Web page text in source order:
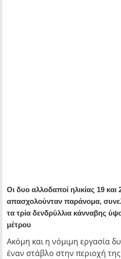
Οι δυο αλλοδαποί ηλικίας 19
απασχολούνταν παράνομα,
τα τρία δενδρύλλια κάνναβης
μέτρου
Ακόμη και η νόμιμη εργασία
έναν στάβλο στην περιοχή